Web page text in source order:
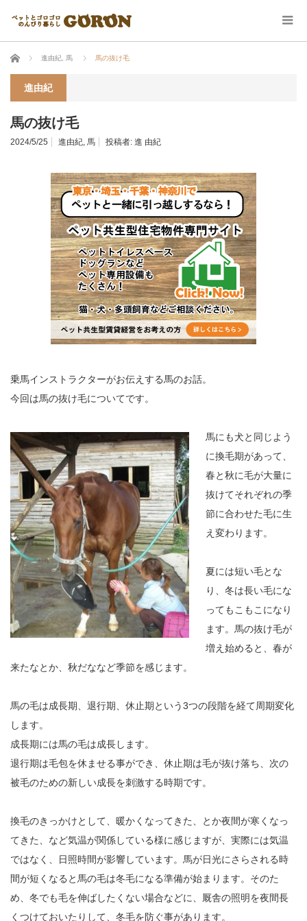
ホーム 進由紀 馬 馬の抜け毛
進由紀
馬の抜け毛
2024/5/25 進由紀, 馬 投稿者: 進 由紀
乗馬インストラクターがお伝えする馬のお話。
今回は馬の抜け毛についてです。
馬にも犬と同じよう
に換毛期があって、
春と秋に毛が大量に
抜けてそれぞれの季
節に合わせた毛に生
え変わります。
夏には短い毛とな
り、冬は長い毛にな
ってもこもこになり
ます。馬の抜け毛が
増え始めると、春が
来たなとか、秋だななど季節を感じます。
馬の毛は成長期、退行期、休止期という3つの段階を経て周期変化
します。
成長期には馬の毛は成長します。
退行期は毛包を休ませる事ができ、休止期は毛が抜け落ち、次の
被毛のための新しい成長を刺激する時期です。
換毛のきっかけとして、暖かくなってきた、とか夜間が寒くなっ
てきた、など気温が関係している様に感じますが、実際には気温
ではなく、日照時間が影響しています。馬が日光にさらされる時
間が短くなると馬の毛は冬毛になる準備が始まります。そのた
め、冬でも毛を伸ばしたくない場合などに、厩舎の照明を夜間長
くつけておいたりして、冬毛を防ぐ事があります。